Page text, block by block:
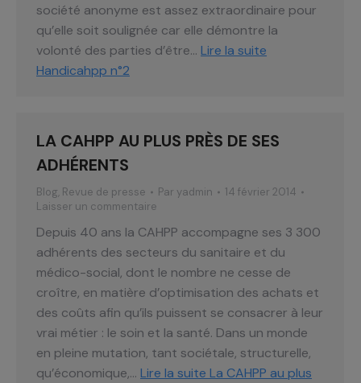
société anonyme est assez extraordinaire pour
qu’elle soit soulignée car elle démontre la
volonté des parties d’être… Lire la suite
Handicahpp n°2
LA CAHPP AU PLUS PRÈS DE SES
ADHÉRENTS
Blog, Revue de presse Par yadmin
14 février 2014
Laisser un commentaire
Depuis 40 ans la CAHPP accompagne ses 3 300
adhérents des secteurs du sanitaire et du
médico-social, dont le nombre ne cesse de
croître, en matière d’optimisation des achats et
des coûts afin qu’ils puissent se consacrer à leur
vrai métier : le soin et la santé. Dans un monde
en pleine mutation, tant sociétale, structurelle,
qu’économique,… Lire la suite La CAHPP au plus